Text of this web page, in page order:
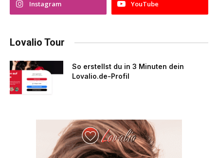
Instagram YouTube
Lovalio Tour
So erstellst du in 3 Minuten dein
Lovalio.de-Profil